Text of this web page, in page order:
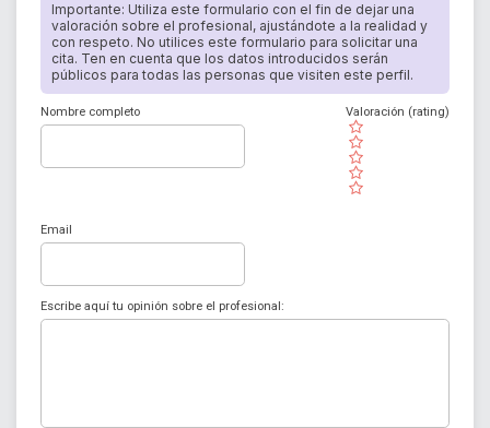
Importante: Utiliza este formulario con el fin de dejar una
valoración sobre el profesional, ajustándote a la realidad y
con respeto. No utilices este formulario para solicitar una
cita. Ten en cuenta que los datos introducidos serán
públicos para todas las personas que visiten este perfil.
Nombre completo
( )
( )
( )
( )
( )
Valoración (rating)
Email
Escribe aquí tu opinión sobre el profesional: